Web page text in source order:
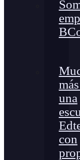
una
con